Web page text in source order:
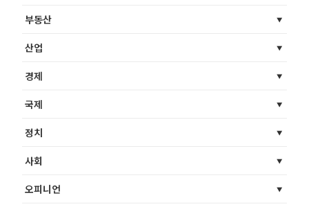
부동산
산업
경제
국제
정치
사회
오피니언